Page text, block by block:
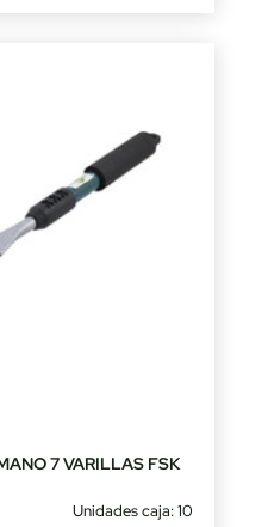
7 VARILLAS FSK
Unidades caja: 10